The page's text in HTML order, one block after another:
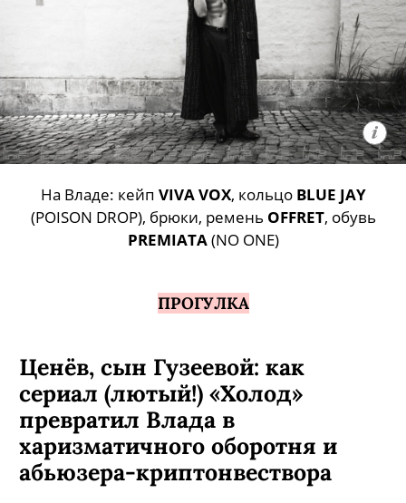
На Владе: кейп VIVA VOX, кольцо BLUE JAY
(POISON DROP), брюки, ремень OFFRET, обувь
PREMIATA(NO ONE)
ПРОГУЛКА
Ценёв, сын Гузеевой: как
сериал (лютый!) «Холод»
превратил Влада в
харизматичного оборотня и
абьюзера-криптонвествора